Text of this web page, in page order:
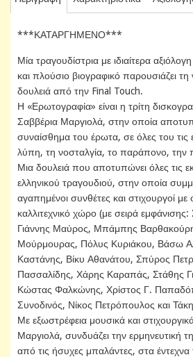
***ΚΑΤΑΡΓΗΜΕΝΟ***
Μία τραγουδίστρια με ιδιαίτερα
και πλούσιο βιογραφικό παρουσιάζει
δουλειά από την Final Touch.
Η «Ερωτογραφία» είναι η τρίτη
Σαββέρια Μαργιολά, στην οποία
συναίσθημα του έρωτα, σε όλες του τις
λύπη, τη νοσταλγία, το παράπονο, την
Μια δουλειά που αποτυπώνει όλες τις
ελληνικού τραγουδιού, στην οποία
αγαπημένοι συνθέτες και στιχουργοί
καλλιτεχνικό χώρο (με σειρά
Γιάννης Μαύρος, Μπάμπης
Μούρμουρας, Πόλυς Κυριάκου, Βάσω
Καστάνης, Βίκυ Αθανάτου, Σπύρος
Πασσαλίδης, Χάρης Καραπάς, Στάθης
Κώστας Φαλκώνης, Χρίστος Γ.
Συνοδινός, Νίκος Πετρόπουλος και
Με εξωστρέφεια μουσικά και
Μαργιολά, συνδυάζει την ερμηνευτική
από τις ήσυχες μπαλάντες, στα έντεχνα